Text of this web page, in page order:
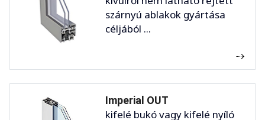
szárnyú ablakok gyártása
céljából ...
Imperial OUT
kifelé bukó vagy kifelé nyíló